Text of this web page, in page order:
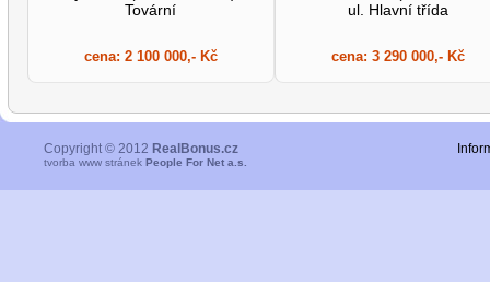
Tovární
cena: 2 100 000,- Kč
ul. Hlavní třída
cena: 3 290 000,- Kč
Copyright © 2012 RealBonus.cz
tvorba www stránek People For Net a.s.